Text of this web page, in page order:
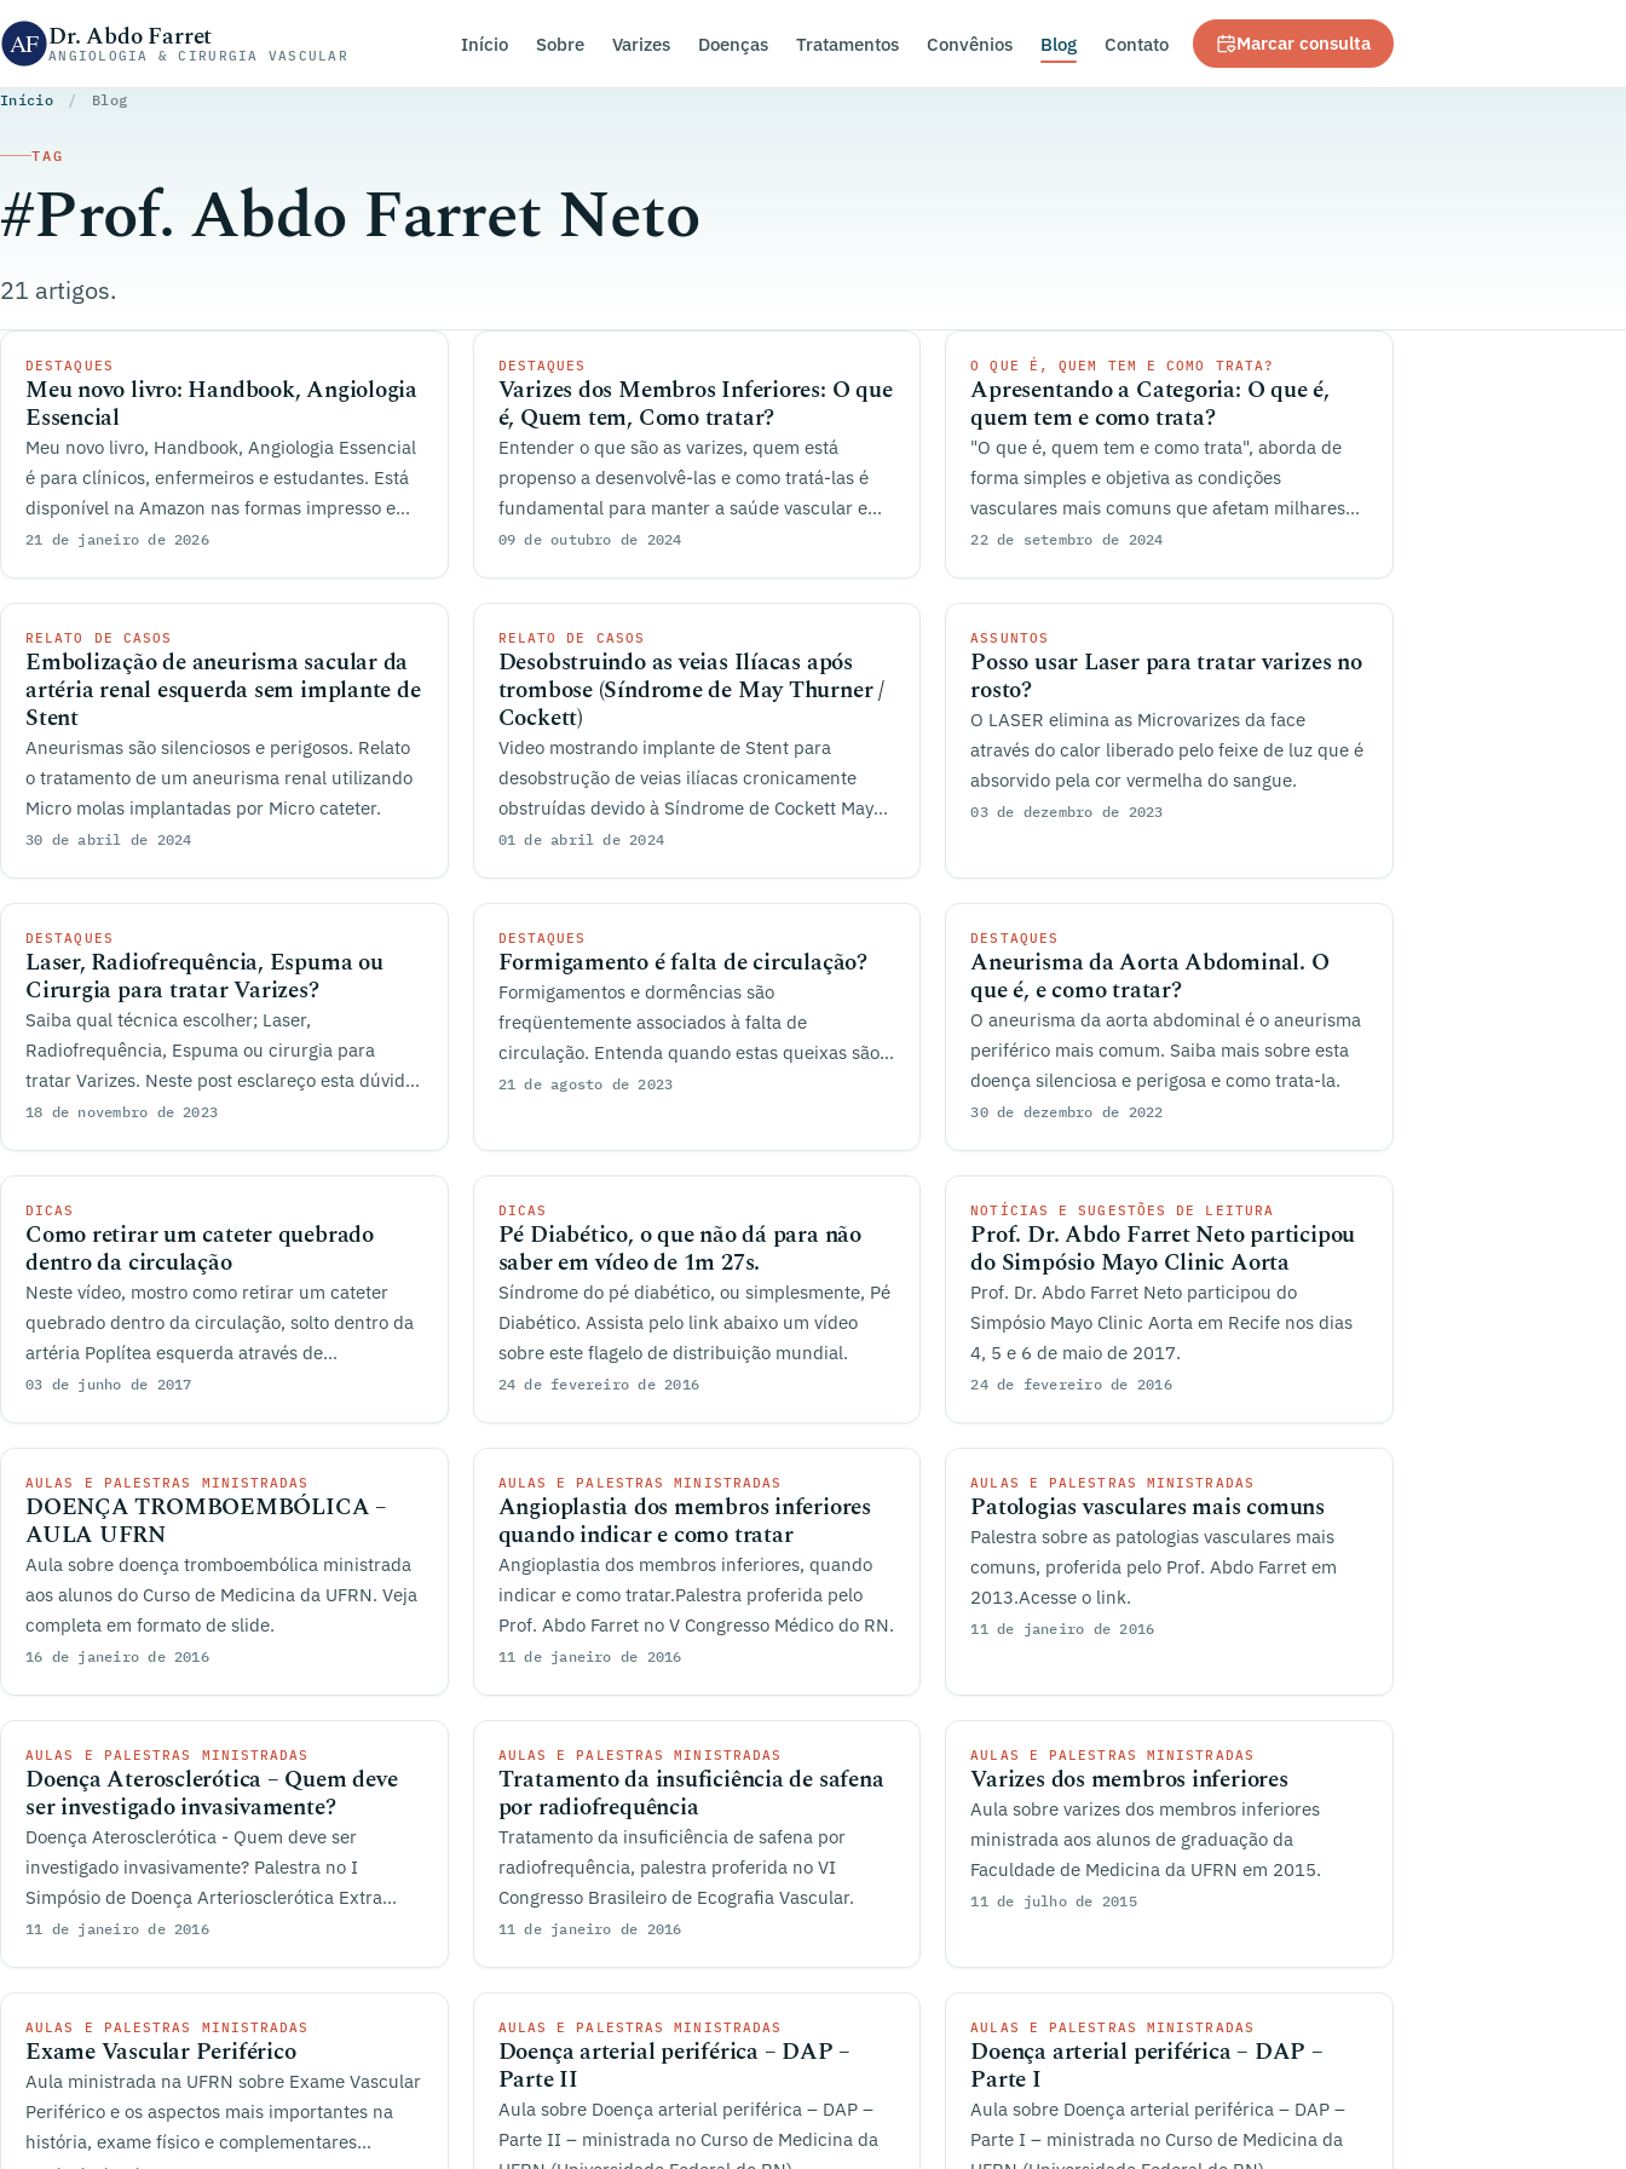
Pular para o conteúdo
Dr. Abdo Farret
ANGIOLOGIA & CIRURGIA VASCULAR
Início Sobre Varizes Doenças Tratamentos Convênios Blog Contato Marcar consulta
Início / Blog
TAG
#Prof. Abdo Farret Neto
21 artigos.
DESTAQUES
Meu novo livro: Handbook, Angiologia
Essencial
Meu novo livro, Handbook, Angiologia Essencial
é para clínicos, enfermeiros e estudantes. Está
disponível na Amazon nas formas impresso e
Kindle.
21 de janeiro de 2026
DESTAQUES
Varizes dos Membros Inferiores: O que
é, Quem tem, Como tratar?
Entender o que são as varizes, quem está
propenso a desenvolvê-las e como tratá-las é
fundamental para manter a saúde vascular e
garantir qualidade de vida.
09 de outubro de 2024
O QUE É, QUEM TEM E COMO TRATA?
Apresentando a Categoria: O que é,
quem tem e como trata?
"O que é, quem tem e como trata", aborda de
forma simples e objetiva as condições
vasculares mais comuns que afetam milhares
de pessoas.
22 de setembro de 2024
RELATO DE CASOS
Embolização de aneurisma sacular da
artéria renal esquerda sem implante de
Stent
Aneurismas são silenciosos e perigosos. Relato
o tratamento de um aneurisma renal utilizando
Micro molas implantadas por Micro cateter.
30 de abril de 2024
RELATO DE CASOS
Desobstruindo as veias Ilíacas após
trombose (Síndrome de May Thurner /
Cockett)
Video mostrando implante de Stent para
desobstrução de veias ilíacas cronicamente
obstruídas devido à Síndrome de Cockett May
Thurner.
01 de abril de 2024
ASSUNTOS
Posso usar Laser para tratar varizes no
rosto?
O LASER elimina as Microvarizes da face
através do calor liberado pelo feixe de luz que é
absorvido pela cor vermelha do sangue.
03 de dezembro de 2023
DESTAQUES
Laser, Radiofrequência, Espuma ou
Cirurgia para tratar Varizes?
Saiba qual técnica escolher; Laser,
Radiofrequência, Espuma ou cirurgia para
tratar Varizes. Neste post esclareço esta dúvida
frequente.
18 de novembro de 2023
DESTAQUES
Formigamento é falta de circulação?
Formigamentos e dormências são
freqüentemente associados à falta de
circulação. Entenda quando estas queixas são
mesmo problemas problemas circulatórios.
21 de agosto de 2023
DESTAQUES
Aneurisma da Aorta Abdominal. O
que é, e como tratar?
O aneurisma da aorta abdominal é o aneurisma
periférico mais comum. Saiba mais sobre esta
doença silenciosa e perigosa e como trata-la.
30 de dezembro de 2022
DICAS
Como retirar um cateter quebrado
dentro da circulação
Neste vídeo, mostro como retirar um cateter
quebrado dentro da circulação, solto dentro da
artéria Poplítea esquerda através de
cateterismo...
03 de junho de 2017
DICAS
Pé Diabético, o que não dá para não
saber em vídeo de 1m 27s.
Síndrome do pé diabético, ou simplesmente, Pé
Diabético. Assista pelo link abaixo um vídeo
sobre este flagelo de distribuição mundial.
24 de fevereiro de 2016
NOTÍCIAS E SUGESTÕES DE LEITURA
Prof. Dr. Abdo Farret Neto participou
do Simpósio Mayo Clinic Aorta
Prof. Dr. Abdo Farret Neto participou do
Simpósio Mayo Clinic Aorta em Recife nos dias
4, 5 e 6 de maio de 2017.
24 de fevereiro de 2016
AULAS E PALESTRAS MINISTRADAS
DOENÇA TROMBOEMBÓLICA –
AULA UFRN
Aula sobre doença tromboembólica ministrada
aos alunos do Curso de Medicina da UFRN. Veja
completa em formato de slide.
16 de janeiro de 2016
AULAS E PALESTRAS MINISTRADAS
Angioplastia dos membros inferiores
quando indicar e como tratar
Angioplastia dos membros inferiores, quando
indicar e como tratar.Palestra proferida pelo
Prof. Abdo Farret no V Congresso Médico do RN.
11 de janeiro de 2016
AULAS E PALESTRAS MINISTRADAS
Patologias vasculares mais comuns
Palestra sobre as patologias vasculares mais
comuns, proferida pelo Prof. Abdo Farret em
2013.Acesse o link.
11 de janeiro de 2016
AULAS E PALESTRAS MINISTRADAS
Doença Aterosclerótica – Quem deve
ser investigado invasivamente?
Doença Aterosclerótica - Quem deve ser
investigado invasivamente? Palestra no I
Simpósio de Doença Arteriosclerótica Extra
Cardíaca.
11 de janeiro de 2016
AULAS E PALESTRAS MINISTRADAS
Tratamento da insuficiência de safena
por radiofrequência
Tratamento da insuficiência de safena por
radiofrequência, palestra proferida no VI
Congresso Brasileiro de Ecografia Vascular.
11 de janeiro de 2016
AULAS E PALESTRAS MINISTRADAS
Varizes dos membros inferiores
Aula sobre varizes dos membros inferiores
ministrada aos alunos de graduação da
Faculdade de Medicina da UFRN em 2015.
11 de julho de 2015
AULAS E PALESTRAS MINISTRADAS
Exame Vascular Periférico
Aula ministrada na UFRN sobre Exame Vascular
Periférico e os aspectos mais importantes na
história, exame físico e complementares...
AULAS E PALESTRAS MINISTRADAS
Doença arterial periférica – DAP –
Parte II
Aula sobre Doença arterial periférica – DAP –
Parte II – ministrada no Curso de Medicina da
AULAS E PALESTRAS MINISTRADAS
Doença arterial periférica – DAP –
Parte I
Aula sobre Doença arterial periférica – DAP –
Parte I – ministrada no Curso de Medicina da